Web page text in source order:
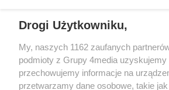
Drogi Użytkowniku,
My, naszych 1162 zaufanych
podmioty z Grupy 4media uzyskujemy
przechowujemy informacje na
przetwarzamy dane osobowe, takie